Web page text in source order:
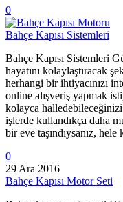
0
Bahçe Kapısı Sistemleri
Bahçe Kapısı Sistemleri
hayatını kolaylaştıracak
herhangi bir ihtiyacınızı
online alışveriş yapmak
kolayca
işlerde kullandıkça daha
bir eve taşındıysanız,
0
29 Ara 2016
Bahçe Kapısı Motor Seti